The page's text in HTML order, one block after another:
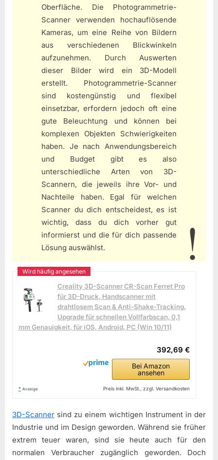
Oberfläche. Die Photogrammetrie-
Scanner verwenden hochauflösende
Kameras, um eine Reihe von Bildern
aus verschiedenen Blickwinkeln
aufzunehmen. Durch Auswerten
dieser Bilder wird ein 3D-Modell
erstellt. Photogrammetrie-Scanner
sind kostengünstig und flexibel
einsetzbar, erfordern jedoch oft eine
gute Beleuchtung und können bei
komplexen Objekten Schwierigkeiten
haben. Je nach Anwendungsbereich
und Budget gibt es also
unterschiedliche Arten von 3D-
Scannern, die jeweils ihre Vor- und
Nachteile haben. Egal für welchen
Scanner du dich entscheidest, es ist
wichtig, dass du dich vorher gut
informierst und die für dich passende
Lösung auswählst.
Creality 3D-Scanner CR-Scan Ferret Pro
für 3D-Druck, Handscanner mit
drahtlosem Scan & Anti-Shake-Tracking,
Upgrade für schnellen Vollfarbscan, 0,1
mm Genauigkeit, für iOS, Android, PC (Win 10/11)
392,69 €
Bei Amazon
ansehen
* Anzeige Preis inkl. MwSt., zzgl. Versandkosten
3D-Scanner sind zu einem wichtigen Instrument in der
Industrie und im Design geworden. Während sie früher
extrem teuer waren, sind sie heute auch für den
normalen Verbraucher zugänglich geworden. Doch